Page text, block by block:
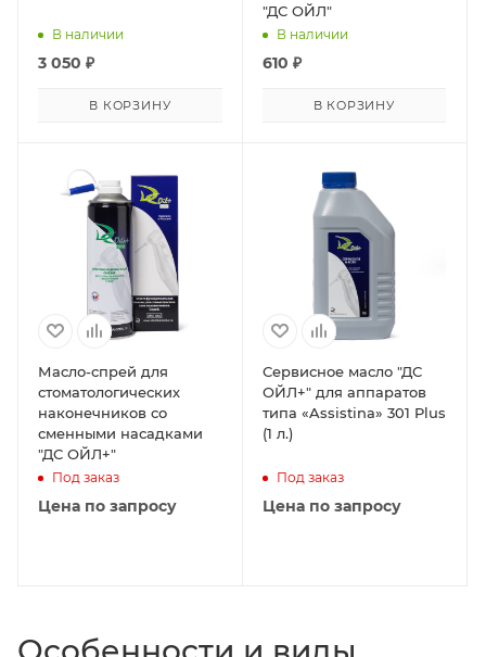
В наличии
3 050 ₽
В КОРЗИНУ
"ДС ОЙЛ"
В наличии
610 ₽
В КОРЗИНУ
Масло-спрей для
стоматологических
наконечников со
сменными насадками
"ДС ОЙЛ+"
Под заказ
Цена по запросу
Сервисное масло "ДС
ОЙЛ+" для аппаратов
типа «Assistina» 301 Plus
(1 л.)
Под заказ
Цена по запросу